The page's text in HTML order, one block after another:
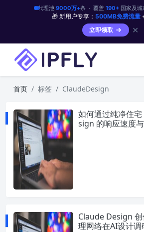
代理池 9000万+条 · 覆盖 190+国家及城
🎁 新用户专享： 500MB免费流量
立即领取
✕
首页 标签 ClaudeDesign
如何通过纯净住
sign 的响应速度
Claude Design
理网络在AI设计调